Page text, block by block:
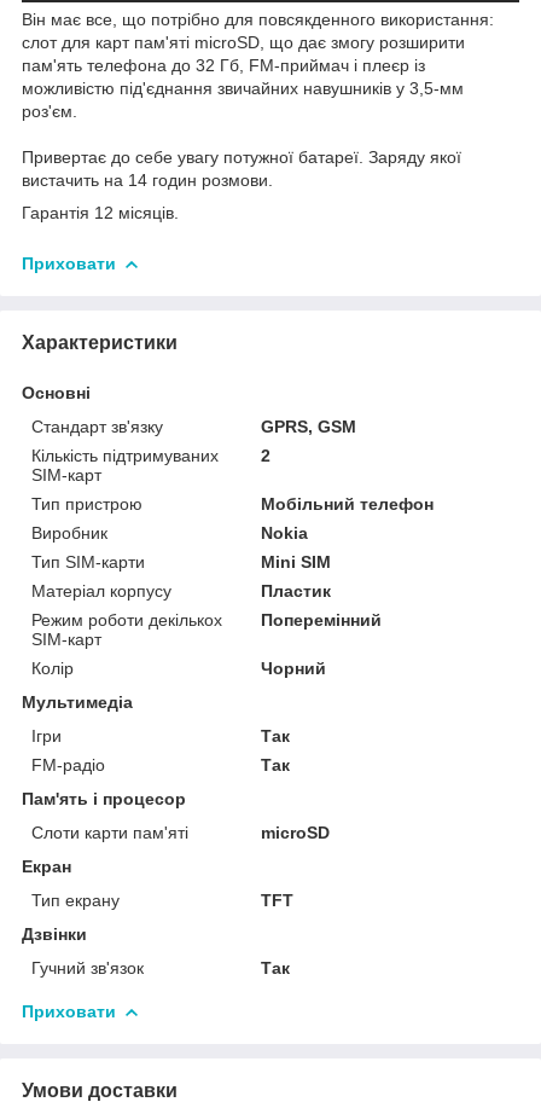
Він має все, що потрібно для повсякденного використання:
слот для карт пам'яті microSD, що дає змогу розширити
пам'ять телефона до 32 Гб, FM-приймач і плеєр із
можливістю під'єднання звичайних навушників у 3,5-мм
роз'єм.
Привертає до себе увагу потужної батареї. Заряду якої
вистачить на 14 годин розмови.
Гарантія 12 місяців.
Приховати
Характеристики
Основні
Стандарт зв'язку
GPRS, GSM
Кількість підтримуваних
SIM-карт
2
Тип пристрою
Мобільний телефон
Виробник
Nokia
Тип SIM-карти
Mini SIM
Матеріал корпусу
Пластик
Режим роботи декількох
SIM-карт
Поперемінний
Колір
Чорний
Мультимедіа
Ігри
Так
FM-радіо
Так
Пам'ять і процесор
Слоти карти пам'яті
microSD
Екран
Тип екрану
TFT
Дзвінки
Гучний зв'язок
Так
Приховати
Умови доставки